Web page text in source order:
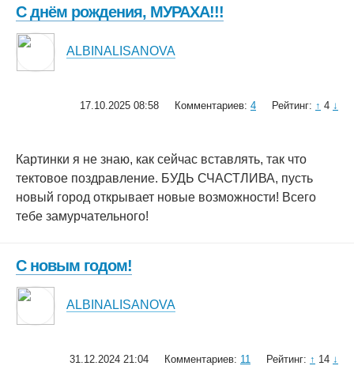
С днём рождения, МУРАХА!!!
ALBINALISANOVA
17.10.2025 08:58 Комментариев: 4 Рейтинг: ↑ 4 ↓
Картинки я не знаю, как сейчас вставлять, так что
тектовое поздравление. БУДЬ СЧАСТЛИВА, пусть
новый город открывает новые возможности! Всего
тебе замурчательного!
С новым годом!
ALBINALISANOVA
31.12.2024 21:04 Комментариев: 11 Рейтинг: ↑ 14 ↓